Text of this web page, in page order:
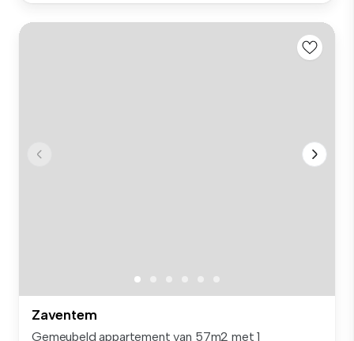
Zaventem
Gemeubeld appartement van 57m2 met 1